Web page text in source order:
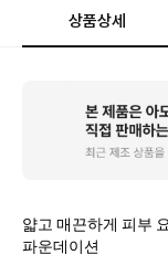
상품상세
얇고 매끈하게 피부
파운데이션